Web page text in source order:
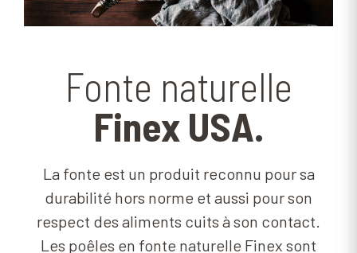
Fonte naturelle
Finex USA.
La fonte est un produit reconnu pour sa
durabilité hors norme et aussi pour son
respect des aliments cuits à son contact.
Les poêles en fonte naturelle Finex sont